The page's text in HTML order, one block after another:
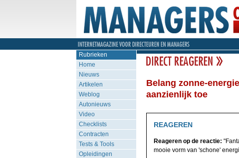
Rubrieken
Home
Nieuws
Artikelen
Weblog
Autonieuws
Video
Checklists
Contracten
Tests & Tools
Opleidingen
Belang zonne-
aanzienlijk toe
REAGEREN
Reageren op de reactie:
mooie vorm van 'schone'